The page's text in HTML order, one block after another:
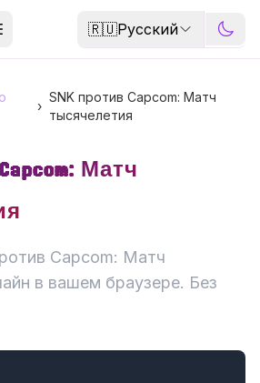
🇷🇺Русский
›
SNK против Capcom: Матч
тысячелетия
Матч
Capcom: Матч
в вашем браузере. Без